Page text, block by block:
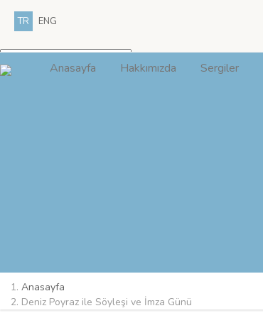
TR ENG
Anasayfa Hakkımızda Sergiler
Anasayfa
Deniz Poyraz ile Söyleşi ve İmza Günü